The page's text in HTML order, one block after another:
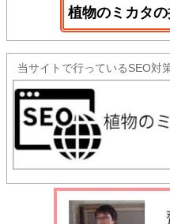
植物のミカタ
当サイトで行っているSEO対